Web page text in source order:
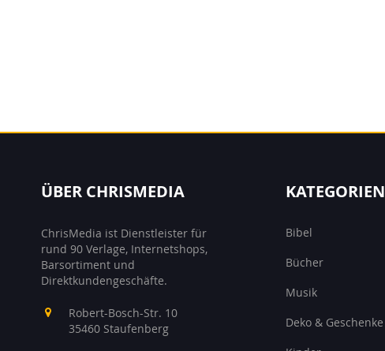
ÜBER CHRISMEDIA
ChrisMedia ist Dienstleister für
rund 90 Verlage, Internetshops,
Barsortiment und
Direktkundengeschäfte.
Robert-Bosch-Str. 10
35460 Staufenberg
KATEGORIEN
Bibel
Bücher
Musik
Deko & Geschenke